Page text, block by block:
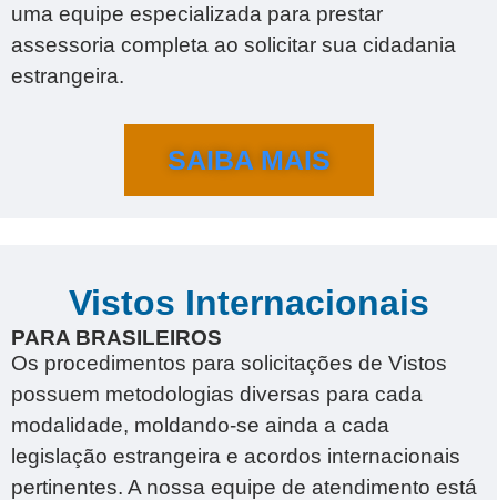
uma equipe especializada para prestar
assessoria completa ao solicitar sua cidadania
estrangeira.
SAIBA MAIS
Vistos Internacionais
PARA BRASILEIROS
Os procedimentos para solicitações de Vistos
possuem metodologias diversas para cada
modalidade, moldando-se ainda a cada
legislação estrangeira e acordos internacionais
pertinentes. A nossa equipe de atendimento está